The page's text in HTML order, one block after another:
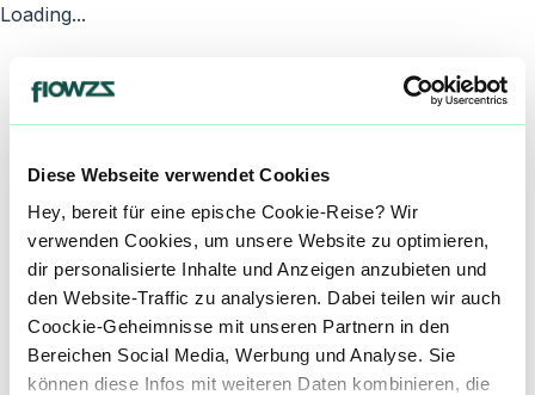
Diese Webseite verwendet Cookies
Hey, bereit für eine epische Cookie-Reise? Wir
verwenden Cookies, um unsere Website zu optimieren,
dir personalisierte Inhalte und Anzeigen anzubieten und
den Website-Traffic zu analysieren. Dabei teilen wir auch
Coockie-Geheimnisse mit unseren Partnern in den
Bereichen Social Media, Werbung und Analyse. Sie
können diese Infos mit weiteren Daten kombinieren, die
Loading...